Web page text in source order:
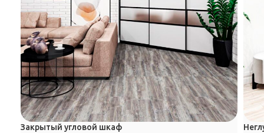
Закрытый угловой шкаф